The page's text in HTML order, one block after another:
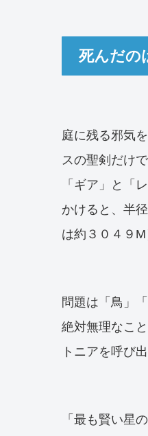
死んだの
庭に残る邪気
スの聖剣だけ
「ギア」と「
かけると、半
は約３０４９M
問題は「鳥」
絶対無理なこ
トニアを呼び出
「最も賢い星